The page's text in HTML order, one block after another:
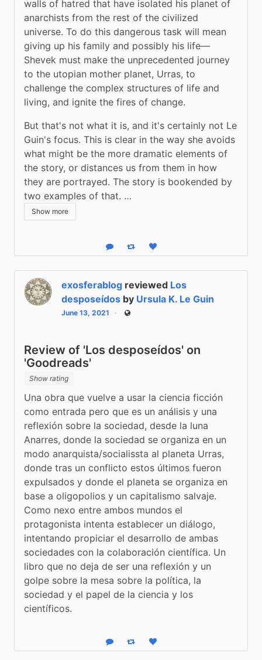
walls of hatred that have isolated his planet of
anarchists from the rest of the civilized
universe. To do this dangerous task will mean
giving up his family and possibly his life—
Shevek must make the unprecedented journey
to the utopian mother planet, Urras, to
challenge the complex structures of life and
living, and ignite the fires of change.
But that's not what it is, and it's certainly not Le
Guin's focus. This is clear in the way she avoids
what might be the more dramatic elements of
the story, or distances us from them in how
they are portrayed. The story is bookended by
two examples of that. …
Show more
Reply Boost statusLike status
exosferablog reviewed Los
desposeídos by Ursula K. Le Guin
June 13, 2021 Public
Review of 'Los desposeídos' on
'Goodreads'
Show rating
Una obra que vuelve a usar la ciencia ficción
como entrada pero que es un análisis y una
reflexión sobre la sociedad, desde la luna
Anarres, donde la sociedad se organiza en un
modo anarquista/socialissta al planeta Urras,
donde tras un conflicto estos últimos fueron
expulsados y donde el planeta se organiza en
base a oligopolios y un capitalismo salvaje.
Como nexo entre ambos mundos el
protagonista intenta establecer un diálogo,
intentando propiciar el desarrollo de ambas
sociedades con la colaboración científica. Un
libro que no deja de ser una reflexión y un
golpe sobre la mesa sobre la política, la
sociedad y el papel de la ciencia y los
científicos.
Reply Boost statusLike status